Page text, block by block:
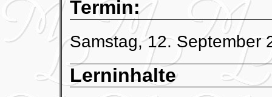
Termin:
Samstag, 12. September
Lerninhalte